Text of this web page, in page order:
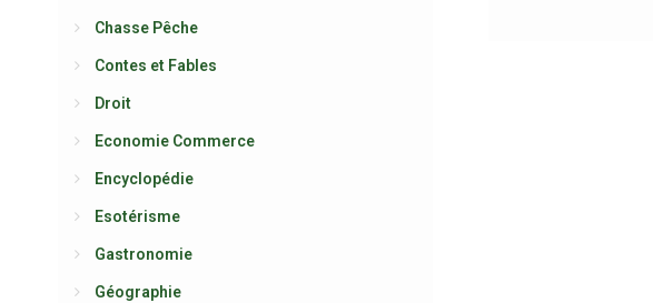
Chasse Pêche
Contes et Fables
Droit
Economie Commerce
Encyclopédie
Esotérisme
Gastronomie
Géographie